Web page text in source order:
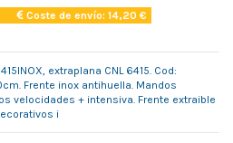
Coste de envío: 14,20 €
extraplana CNL 6415. Cod:
Frente inox antihuella. Mandos
velocidades + intensiva. Frente extraible
i